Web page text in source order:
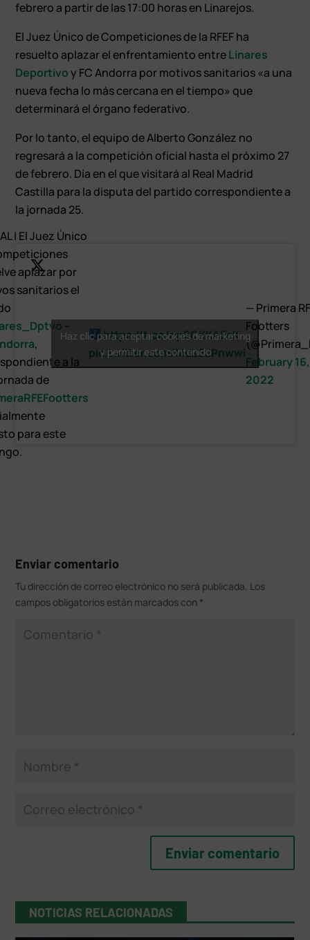
febrero a partir de las 17:00 horas en Linarejos.
El Juez Único de Competiciones de la RFEF ha
resuelto aplazar el enfrentamiento entreLinares
Deportivoy FC Andorra por motivos sanitarios «a una
nueva fecha lo más cercana en el tiempo» que
determinará el órgano federativo.
Por lo tanto, el equipo de Alberto González no
regresará a la competición oficial hasta el próximo 27
de febrero. Día en el que visitará al Real Madrid
Castilla para la disputa del partido correspondiente a
la jornada 25.
| El Juez Único
aplazar por
sanitarios el
–
,
a la
de
para este
https://t.co/np2CKKAEcK
pic.twitter.com/MdsEuPnwwi
— Primera
Footters
February 16,
2022
Haz clic para aceptar cookies de marketing
y permitir este contenido
Enviar comentario
Tu dirección de correo electrónico no será publicada. Los
campos obligatorios están marcados con *
NOTICIAS RELACIONADAS